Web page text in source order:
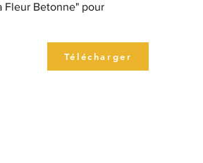
Fleur Betonne" pour
Télécharger